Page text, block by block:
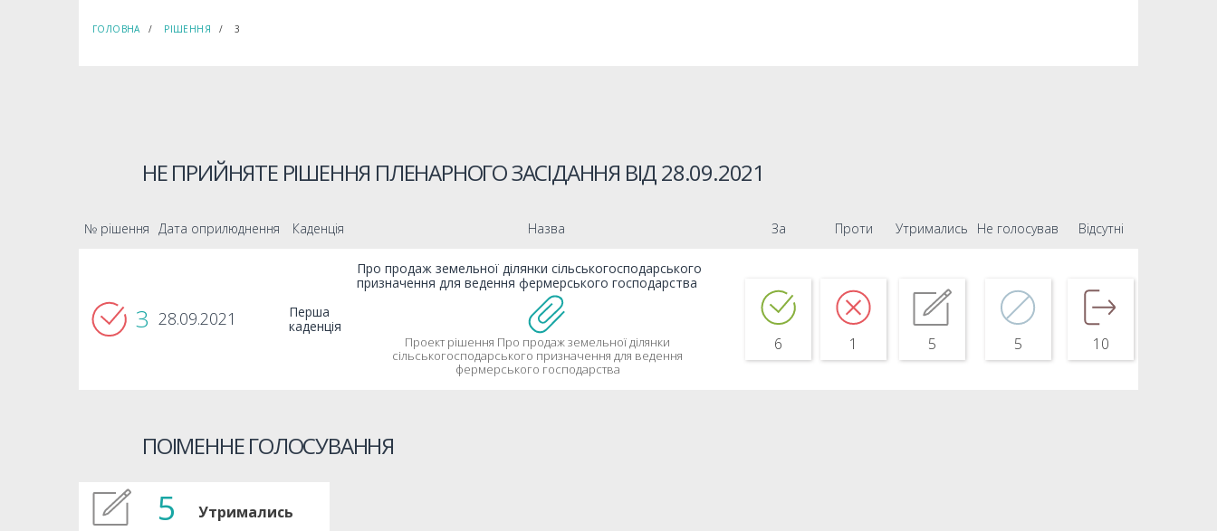
ГОЛОВНА РІШЕННЯ 3
НЕ ПРИЙНЯТЕ РІШЕННЯ ПЛЕНАРНОГО ЗАСІДАННЯ ВІД28.09.2021
№ рішення Дата оприлюднення Каденція Назва За Проти Утримались Не голосував Відсутні
3 28.09.2021
Перша
каденція
Про продаж земельної ділянки сільськогосподарського
призначення для ведення фермерського господарства
Проект рішення Про продаж земельної ділянки
сільськогосподарського призначення для ведення
фермерського господарства
6 1 5 5 10
ПОІМЕННЕ ГОЛОСУВАННЯ
5 Утримались